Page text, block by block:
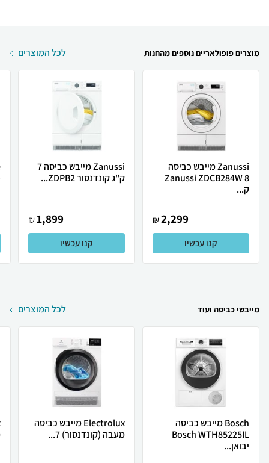
מוצרים פופולאריים נוספים מהחנות לכל המוצרים
Zanussi מייבש כביסה
Zanussi ZDCB284W 8
ק...
2,299
₪
קנו עכשיו
Zanussi מייבש כביסה 7
ק"ג קונדנסור ZDPB2...
1,899
₪
קנו עכשיו
מייבשי כביסה ועוד לכל המוצרים
Bosch מייבש כביסה
Bosch WTH85225IL
יבואן...
Electrolux מייבש כביסה
מעבה (קונדנסור) 7...